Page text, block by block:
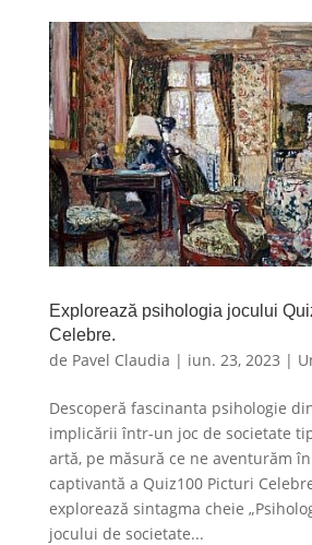
Explorează psihologia jocului
Celebre.
de Pavel Claudia | iun. 23, 2023 |
Descoperă fascinanta psihologie
implicării într-un joc de societate
artă, pe măsură ce ne aventurăm
captivantă a Quiz100 Picturi
explorează sintagma cheie
jocului de societate...